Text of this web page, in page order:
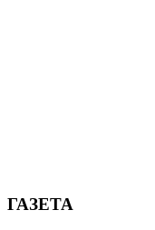
ГАЗЕТА